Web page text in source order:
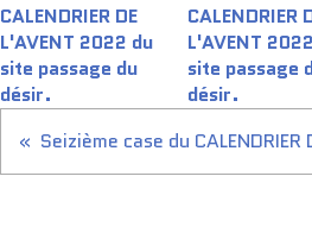
CALENDRIER DE
L'AVENT 2022 du
site passage du
désir.
CALENDRIER
L'AVENT
site passage
désir.